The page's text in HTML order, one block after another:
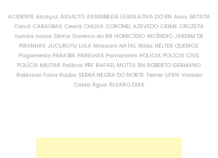
ACIDENTE Alcaçuz ASSALTO ASSEMBLEIA LEGISLATIVA DO RN Assu BATATA
Caicó CARAÚBAS Ceará CHUVA CORONEL AZEVEDO CRIME CRUZETA
currais novos Dilma Governo do RN HOMICÍDIO INCÊNDIO JARDIM DE
PIRANHAS JUCURUTU LULA Mossoró NATAL Nilda NÉLTER QUEIROZ
Pagamento PARAÍBA PARELHAS Parnamirim POLÍCIA POLÍCIA CIVIL
POLÍCIA MILITAR Política PRF RAFAEL MOTTA RN ROBERTO GERMANO
Robinson Faria Roubo SERRA NEGRA DO NORTE Temer UFRN Vivaldo
Costa Água ÁLVARO DIAS